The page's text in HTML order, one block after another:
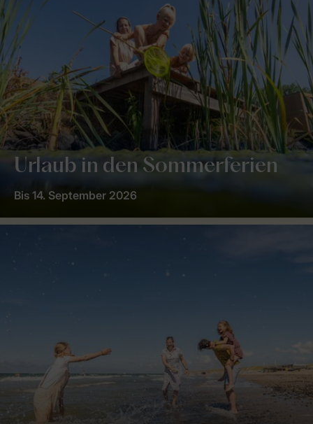
Urlaub in den Sommerferien
Bis 14. September 2026